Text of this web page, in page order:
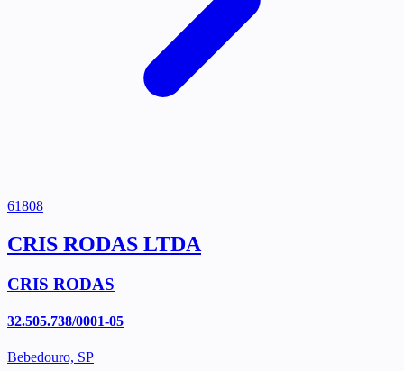
61808
CRIS RODAS LTDA
CRIS RODAS
32.505.738/0001-05
Bebedouro, SP